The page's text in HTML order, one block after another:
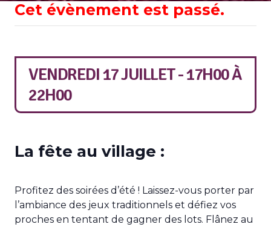
Cet évènement est passé.
VENDREDI 17 JUILLET - 17H00À
22H00
La fête au village :
Profitez des soirées d’été ! Laissez-vous porter par
l’ambiance des jeux traditionnels et défiez vos
proches en tentant de gagner des lots. Flânez au